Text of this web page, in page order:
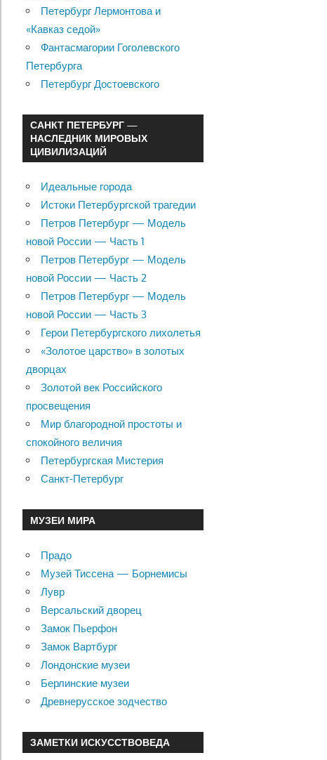
Петербург Лермонтова и
«Кавказ седой»
Фантасмагории Гоголевского
Петербурга
Петербург Достоевского
САНКТ ПЕТЕРБУРГ —
НАСЛЕДНИК МИРОВЫХ
ЦИВИЛИЗАЦИЙ
Идеальные города
Истоки Петербургской трагедии
Петров Петербург — Модель
новой России — Часть 1
Петров Петербург — Модель
новой России — Часть 2
Петров Петербург — Модель
новой России — Часть 3
Герои Петербургского лихолетья
«Золотое царство» в золотых
дворцах
Золотой век Российского
просвещения
Мир благородной простоты и
спокойного величия
Петербургская Мистерия
Санкт-Петербург
МУЗЕИ МИРА
Прадо
Музей Тиссена — Борнемисы
Лувр
Версальский дворец
Замок Пьерфон
Замок Вартбург
Лондонские музеи
Берлинские музеи
Древнерусское зодчество
ЗАМЕТКИ ИСКУССТВОВЕДА